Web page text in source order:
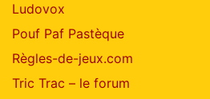
Ludovox
Pouf Paf Pastèque
Règles-de-jeux.com
Tric Trac – le forum